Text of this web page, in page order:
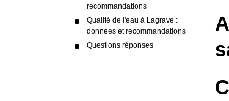
recommandations
Qualité de l'eau à Lagrave :
données et recommandations
Questions réponses